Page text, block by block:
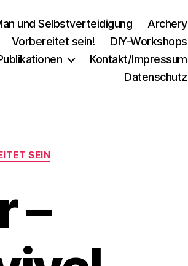
und Selbstverteidigung
Archery
Vorbereitet sein!
DIY-Workshops
Kontakt/Impressum
Datenschutz
SEIN
–